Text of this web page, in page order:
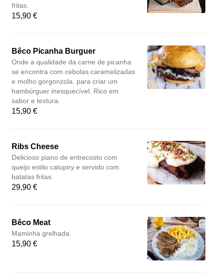
fritas.
15,90 €
Bêco Picanha Burguer
Onde a qualidade da carne de picanha
se encontra com cebolas caramelizadas
e molho gorgonzola. para criar um
hambúrguer inesquecível. Rico em
sabor e textura.
15,90 €
Ribs Cheese
Delicioso piano de entrecosto com
queijo estilo catupiry e servido com
batatas fritas.
29,90 €
Bêco Meat
Maminha grelhada.
15,90 €